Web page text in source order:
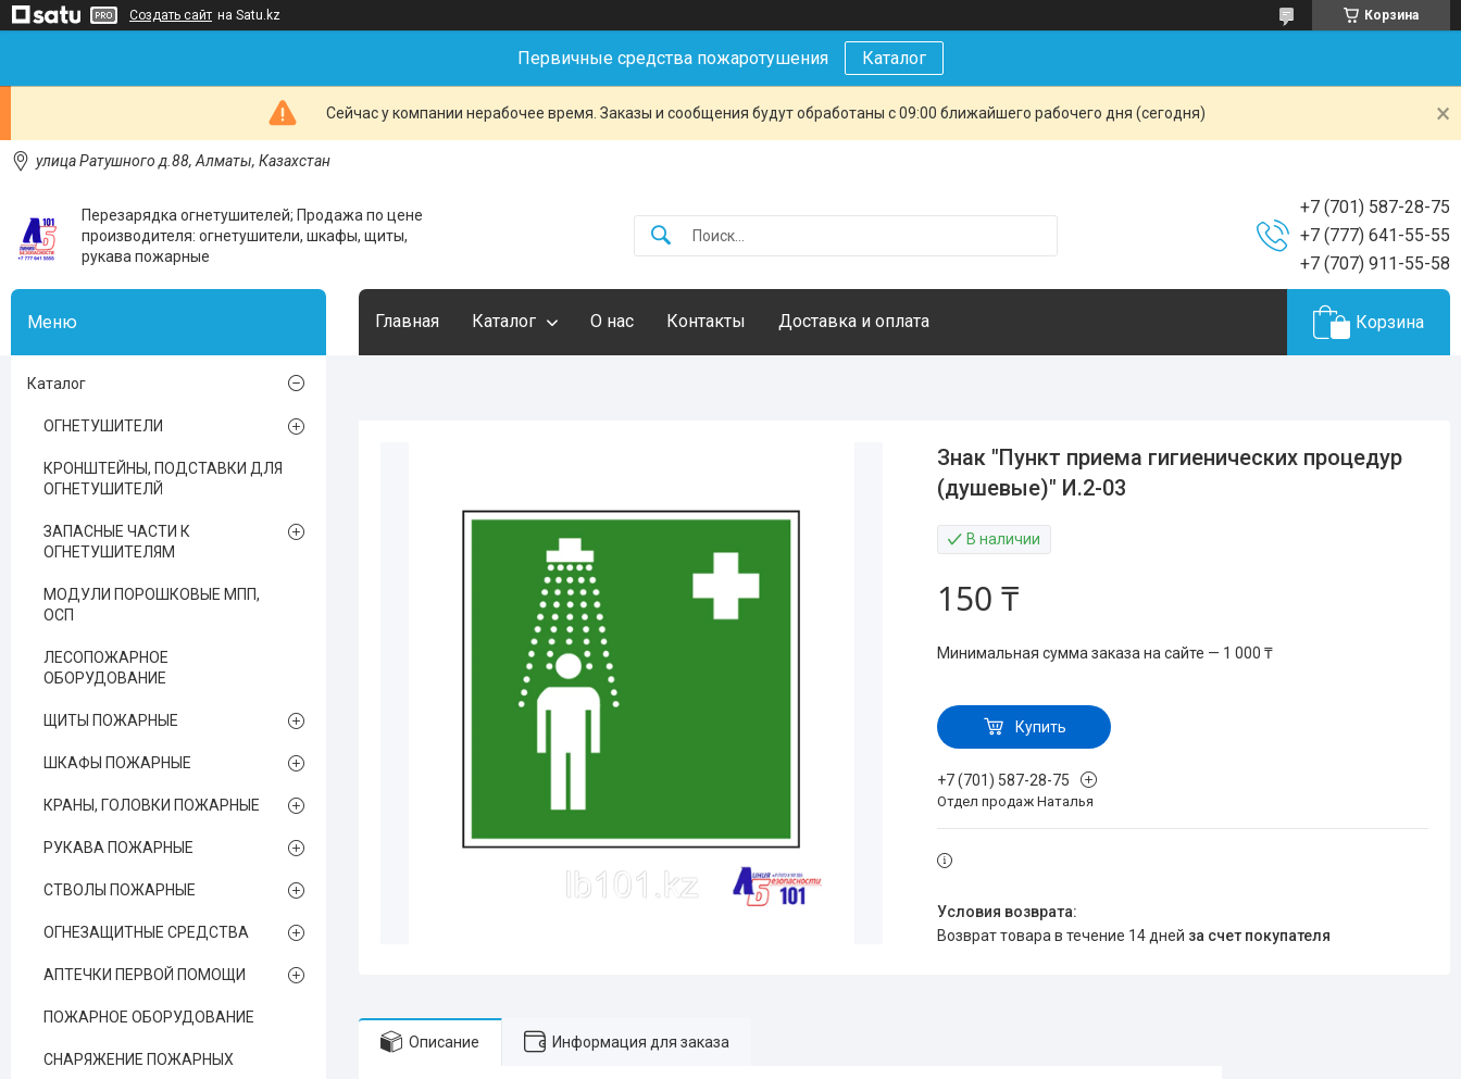
Создать сайт на Satu.kz Корзина
Первичные средства пожаротушения Каталог
Сейчас у компании нерабочее время. Заказы и сообщения будут обработаны с 09:00 ближайшего рабочего дня (сегодня)
улица Ратушного д.88, Алматы, Казахстан
Перезарядка огнетушителей; Продажа по цене
производителя: огнетушители, шкафы, щиты,
рукава пожарные
+7 (701) 587-28-75
+7 (777) 641-55-55
+7 (707) 911-55-58
Главная Каталог О нас Контакты Доставка и оплата Корзина
Знак "Пункт приема гигиенических процедур
(душевые)" И.2-03
В наличии
150 ₸
Минимальная сумма заказа на сайте — 1 000 ₸
Купить
+7 (701) 587-28-75
Отдел продаж Наталья
возврат товара в течение 14 дней за счет покупателя
Описание Информация для заказа
Каталог
ОГНЕТУШИТЕЛИ
КРОНШТЕЙНЫ, ПОДСТАВКИ ДЛЯ
ОГНЕТУШИТЕЛЙ
ЗАПАСНЫЕ ЧАСТИ К
ОГНЕТУШИТЕЛЯМ
МОДУЛИ ПОРОШКОВЫЕ МПП,
ОСП
ЛЕСОПОЖАРНОЕ
ОБОРУДОВАНИЕ
ЩИТЫ ПОЖАРНЫЕ
ШКАФЫ ПОЖАРНЫЕ
КРАНЫ, ГОЛОВКИ ПОЖАРНЫЕ
РУКАВА ПОЖАРНЫЕ
СТВОЛЫ ПОЖАРНЫЕ
ОГНЕЗАЩИТНЫЕ СРЕДСТВА
АПТЕЧКИ ПЕРВОЙ ПОМОЩИ
ПОЖАРНОЕ ОБОРУДОВАНИЕ
СНАРЯЖЕНИЕ ПОЖАРНЫХ